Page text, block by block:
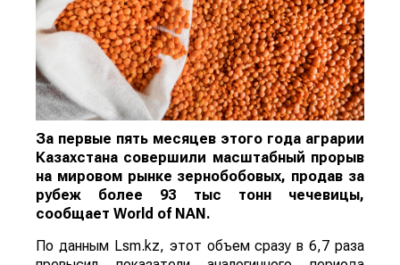
За первые пять месяцев этого года аграрии
Казахстана совершили масштабный прорыв
на мировом рынке зернобобовых, продав за
рубеж более 93 тыс тонн чечевицы,
сообщает World of NAN .
По данным Lsm.kz, этот объем сразу в 6,7 раза